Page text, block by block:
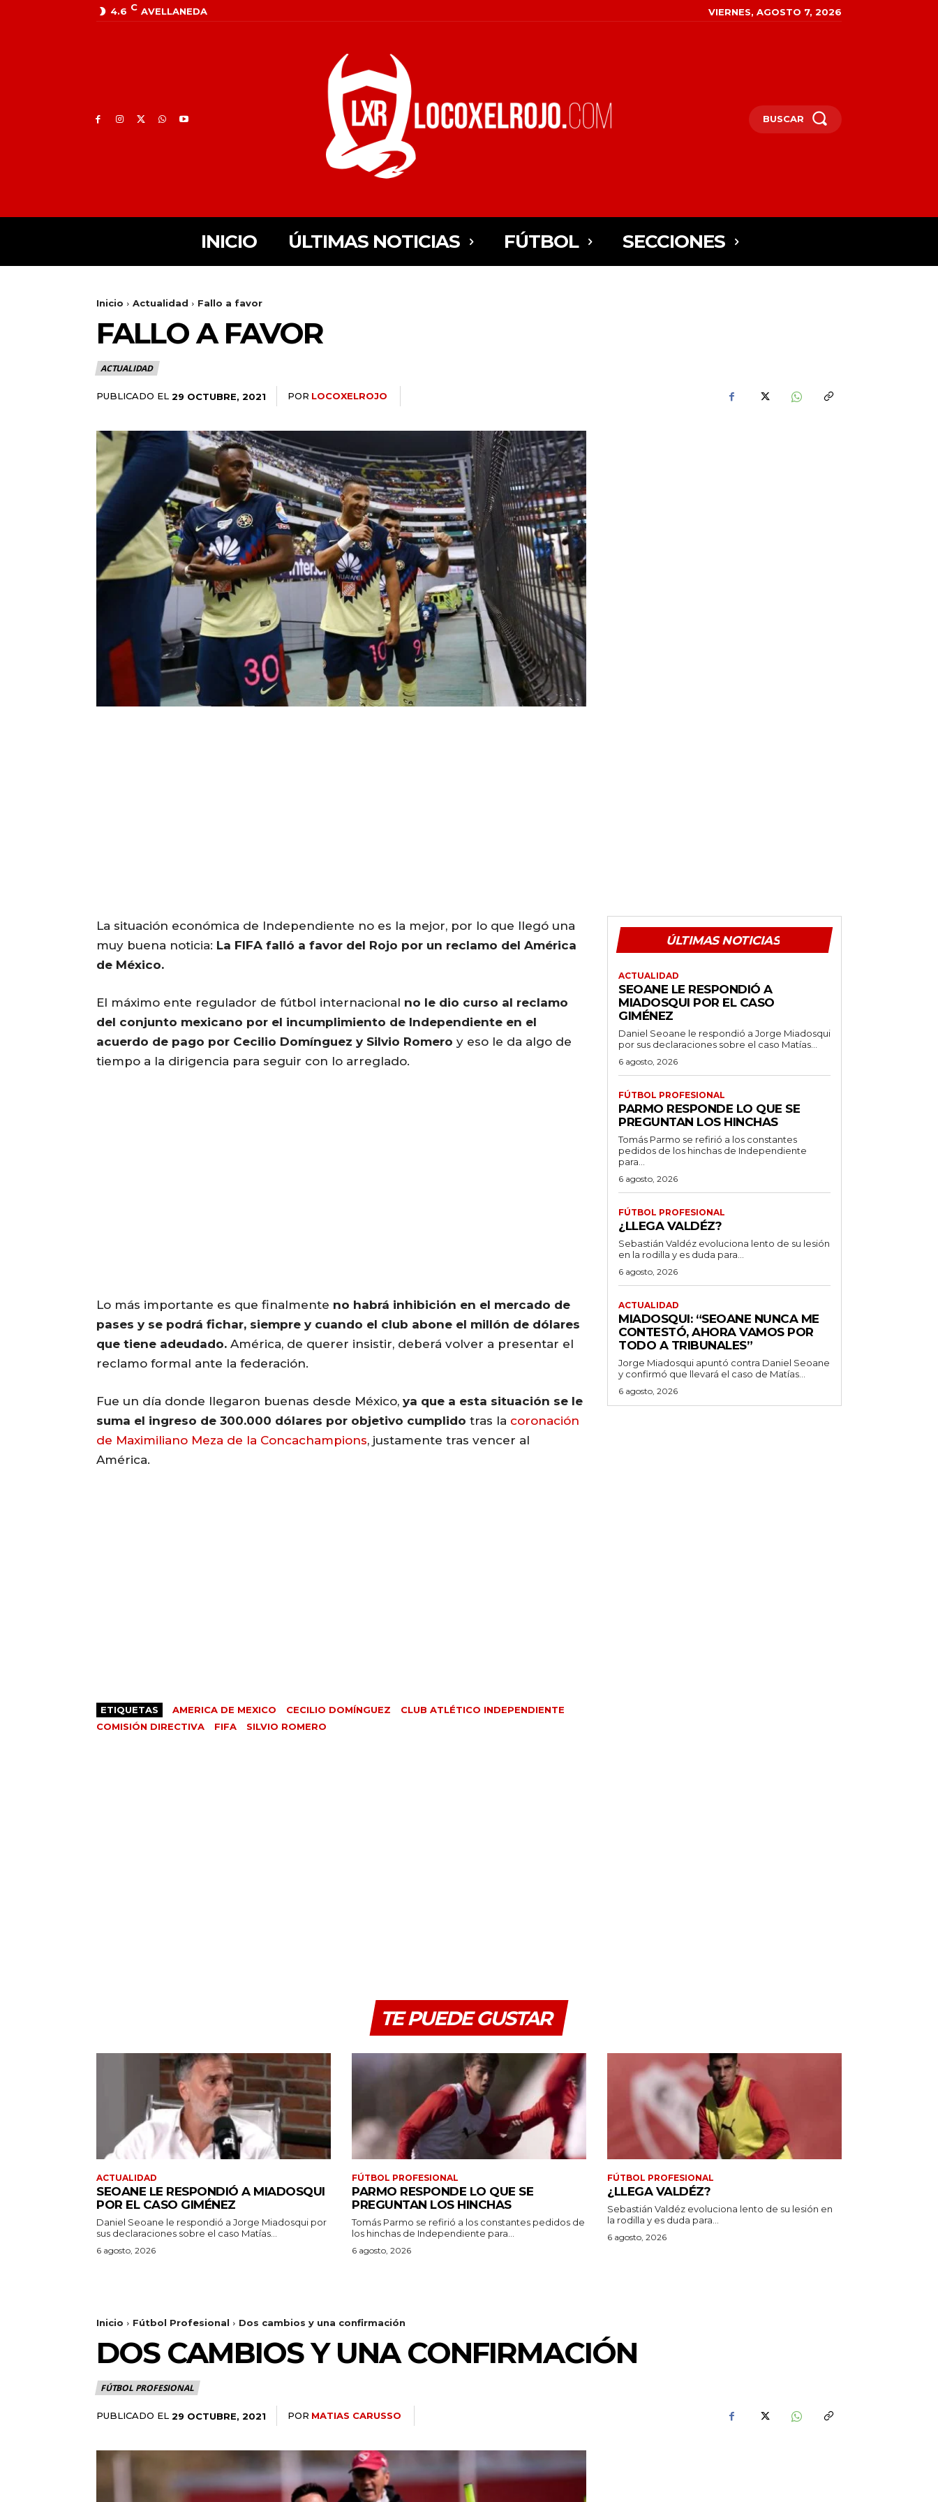
4.6 C AVELLANEDA VIERNES, AGOSTO 7, 2026
BUSCAR
INICIO ÚLTIMAS NOTICIAS FÚTBOL SECCIONES
Inicio Actualidad Fallo a favor
FALLO A FAVOR
ACTUALIDAD
PUBLICADO EL 29 OCTUBRE, 2021 POR LOCOXELROJO
La situación económica de Independiente no es la mejor, por lo que llegó una
muy buena noticia: La FIFA falló a favor del Rojo por un reclamo del América
de México.
El máximo ente regulador de fútbol internacional no le dio curso al reclamo
del conjunto mexicano por el incumplimiento de Independiente en el
acuerdo de pago por Cecilio Domínguez y Silvio Romero y eso le da algo de
tiempo a la dirigencia para seguir con lo arreglado.
Lo más importante es que finalmente no habrá inhibición en el mercado de
pases y se podrá fichar, siempre y cuando el club abone el millón de dólares
que tiene adeudado. América, de querer insistir, deberá volver a presentar el
reclamo formal ante la federación.
Fue un día donde llegaron buenas desde México, ya que a esta situación se le
suma el ingreso de 300.000 dólares por objetivo cumplido tras la coronación
de Maximiliano Meza de la Concachampions, justamente tras vencer al
América.
ETIQUETAS AMERICA DE MEXICO CECILIO DOMÍNGUEZ
CLUB ATLÉTICO INDEPENDIENTE
COMISIÓN DIRECTIVA
FIFA SILVIO ROMERO
ÚLTIMAS NOTICIAS
ACTUALIDAD
SEOANE LE RESPONDIÓ A
MIADOSQUI POR EL CASO
GIMÉNEZ
Daniel Seoane le respondió a Jorge Miadosqui
por sus declaraciones sobre el caso Matías...
6 agosto, 2026
FÚTBOL PROFESIONAL
PARMO RESPONDE LO QUE SE
PREGUNTAN LOS HINCHAS
Tomás Parmo se refirió a los constantes
pedidos de los hinchas de Independiente
para...
6 agosto, 2026
FÚTBOL PROFESIONAL
¿LLEGA VALDÉZ?
Sebastián Valdéz evoluciona lento de su lesión
en la rodilla y es duda para...
6 agosto, 2026
ACTUALIDAD
MIADOSQUI: “SEOANE NUNCA ME
CONTESTÓ, AHORA VAMOS POR
TODO A TRIBUNALES”
Jorge Miadosqui apuntó contra Daniel Seoane
y confirmó que llevará el caso de Matías...
6 agosto, 2026
TE PUEDE GUSTAR
ACTUALIDAD
SEOANE LE RESPONDIÓ A MIADOSQUI
POR EL CASO GIMÉNEZ
Daniel Seoane le respondió a Jorge Miadosqui por
sus declaraciones sobre el caso Matías...
6 agosto, 2026
FÚTBOL PROFESIONAL
PARMO RESPONDE LO QUE SE
PREGUNTAN LOS HINCHAS
Tomás Parmo se refirió a los constantes pedidos de
los hinchas de Independiente para...
6 agosto, 2026
FÚTBOL PROFESIONAL
¿LLEGA VALDÉZ?
Sebastián Valdéz evoluciona lento de su lesión en
la rodilla y es duda para...
6 agosto, 2026